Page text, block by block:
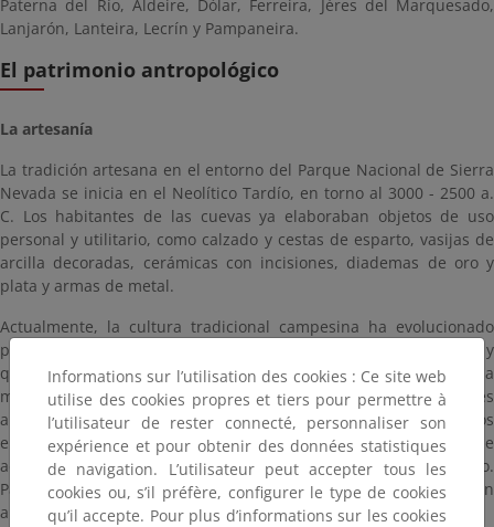
Paterna del Río, Aldeire, Dólar, Ferreira, Jéres del Marquesado,
Lanjarón, Lanteira, Lecrín y Pampaneira.
El patrimonio antropológico
La artesanía
La tradición artesana en el entorno del Parque Nacional de Sierra
Nevada se inicia en el Neolítico Tardío, en torno al 3000 - 2500 a.
C. Los habitantes de las cuevas ya elaboraban objetos de uso
personal y utilitario, como calzado y cestas de esparto, vasijas de
arcilla decoradas, cerámicas con incisiones, diademas de oro y
plata y armas de metal.
Actualmente, la cultura tradicional campesina ha evolucionado
perdiéndose algunas de las actividades que fueron habituales y
que llegaron a identiÍicilJ: a estos pueblos. No obstante, en la
mayoría de los municipios del entorno del Parque, las labores
artesanas continúan reproduciendo las formas y estilos primitivos
en la mayor parte de los,productos que el visitante puede
adquirir, siendo este un valor añadido a los que ofrece el espacio.
Página anterior: Buena parte de los elementos arlesanales son
aún usados en las tareas agrícolas.
Informations sur l’utilisation des cookies : Ce site web
utilise des cookies propres et tiers pour permettre à
l’utilisateur de rester connecté, personnaliser son
expérience et pour obtenir des données statistiques
de navigation. L’utilisateur peut accepter tous les
cookies ou, s’il préfère, configurer le type de cookies
qu’il accepte. Pour plus d’informations sur les cookies